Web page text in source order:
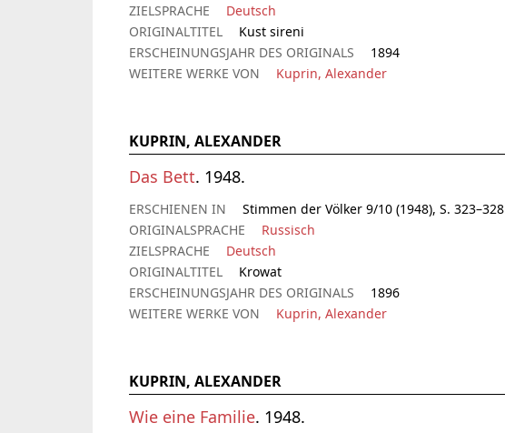
ZIELSPRACHE
Deutsch
ORIGINALTITEL
Kust sireni
ERSCHEINUNGSJAHR DES ORIGINALS
1894
WEITERE WERKE VON
Kuprin, Alexander
KUPRIN, ALEXANDER
Das Bett. 1948.
ERSCHIENEN IN
Stimmen der Völker 9/10 (1948), S. 323–328
ORIGINALSPRACHE
Russisch
ZIELSPRACHE
Deutsch
ORIGINALTITEL
Krowat
ERSCHEINUNGSJAHR DES ORIGINALS
1896
WEITERE WERKE VON
Kuprin, Alexander
KUPRIN, ALEXANDER
Wie eine Familie. 1948.